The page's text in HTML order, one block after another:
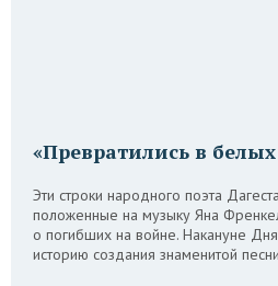
«Превратились в
Эти строки народного поэта
положенные на музыку Яна
о погибших на войне. Накануне
историю создания знаменитой песни